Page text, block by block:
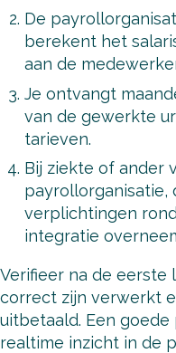
De
berekent het
aan de
Je ontvangt
van de gewerkte
tarieven.
Bij ziekte of ander
payrollorganisatie,
verplichtingen
integratie
Verifieer na de eerste
correct zijn verwerkt
uitbetaald. Een
realtime inzicht in de